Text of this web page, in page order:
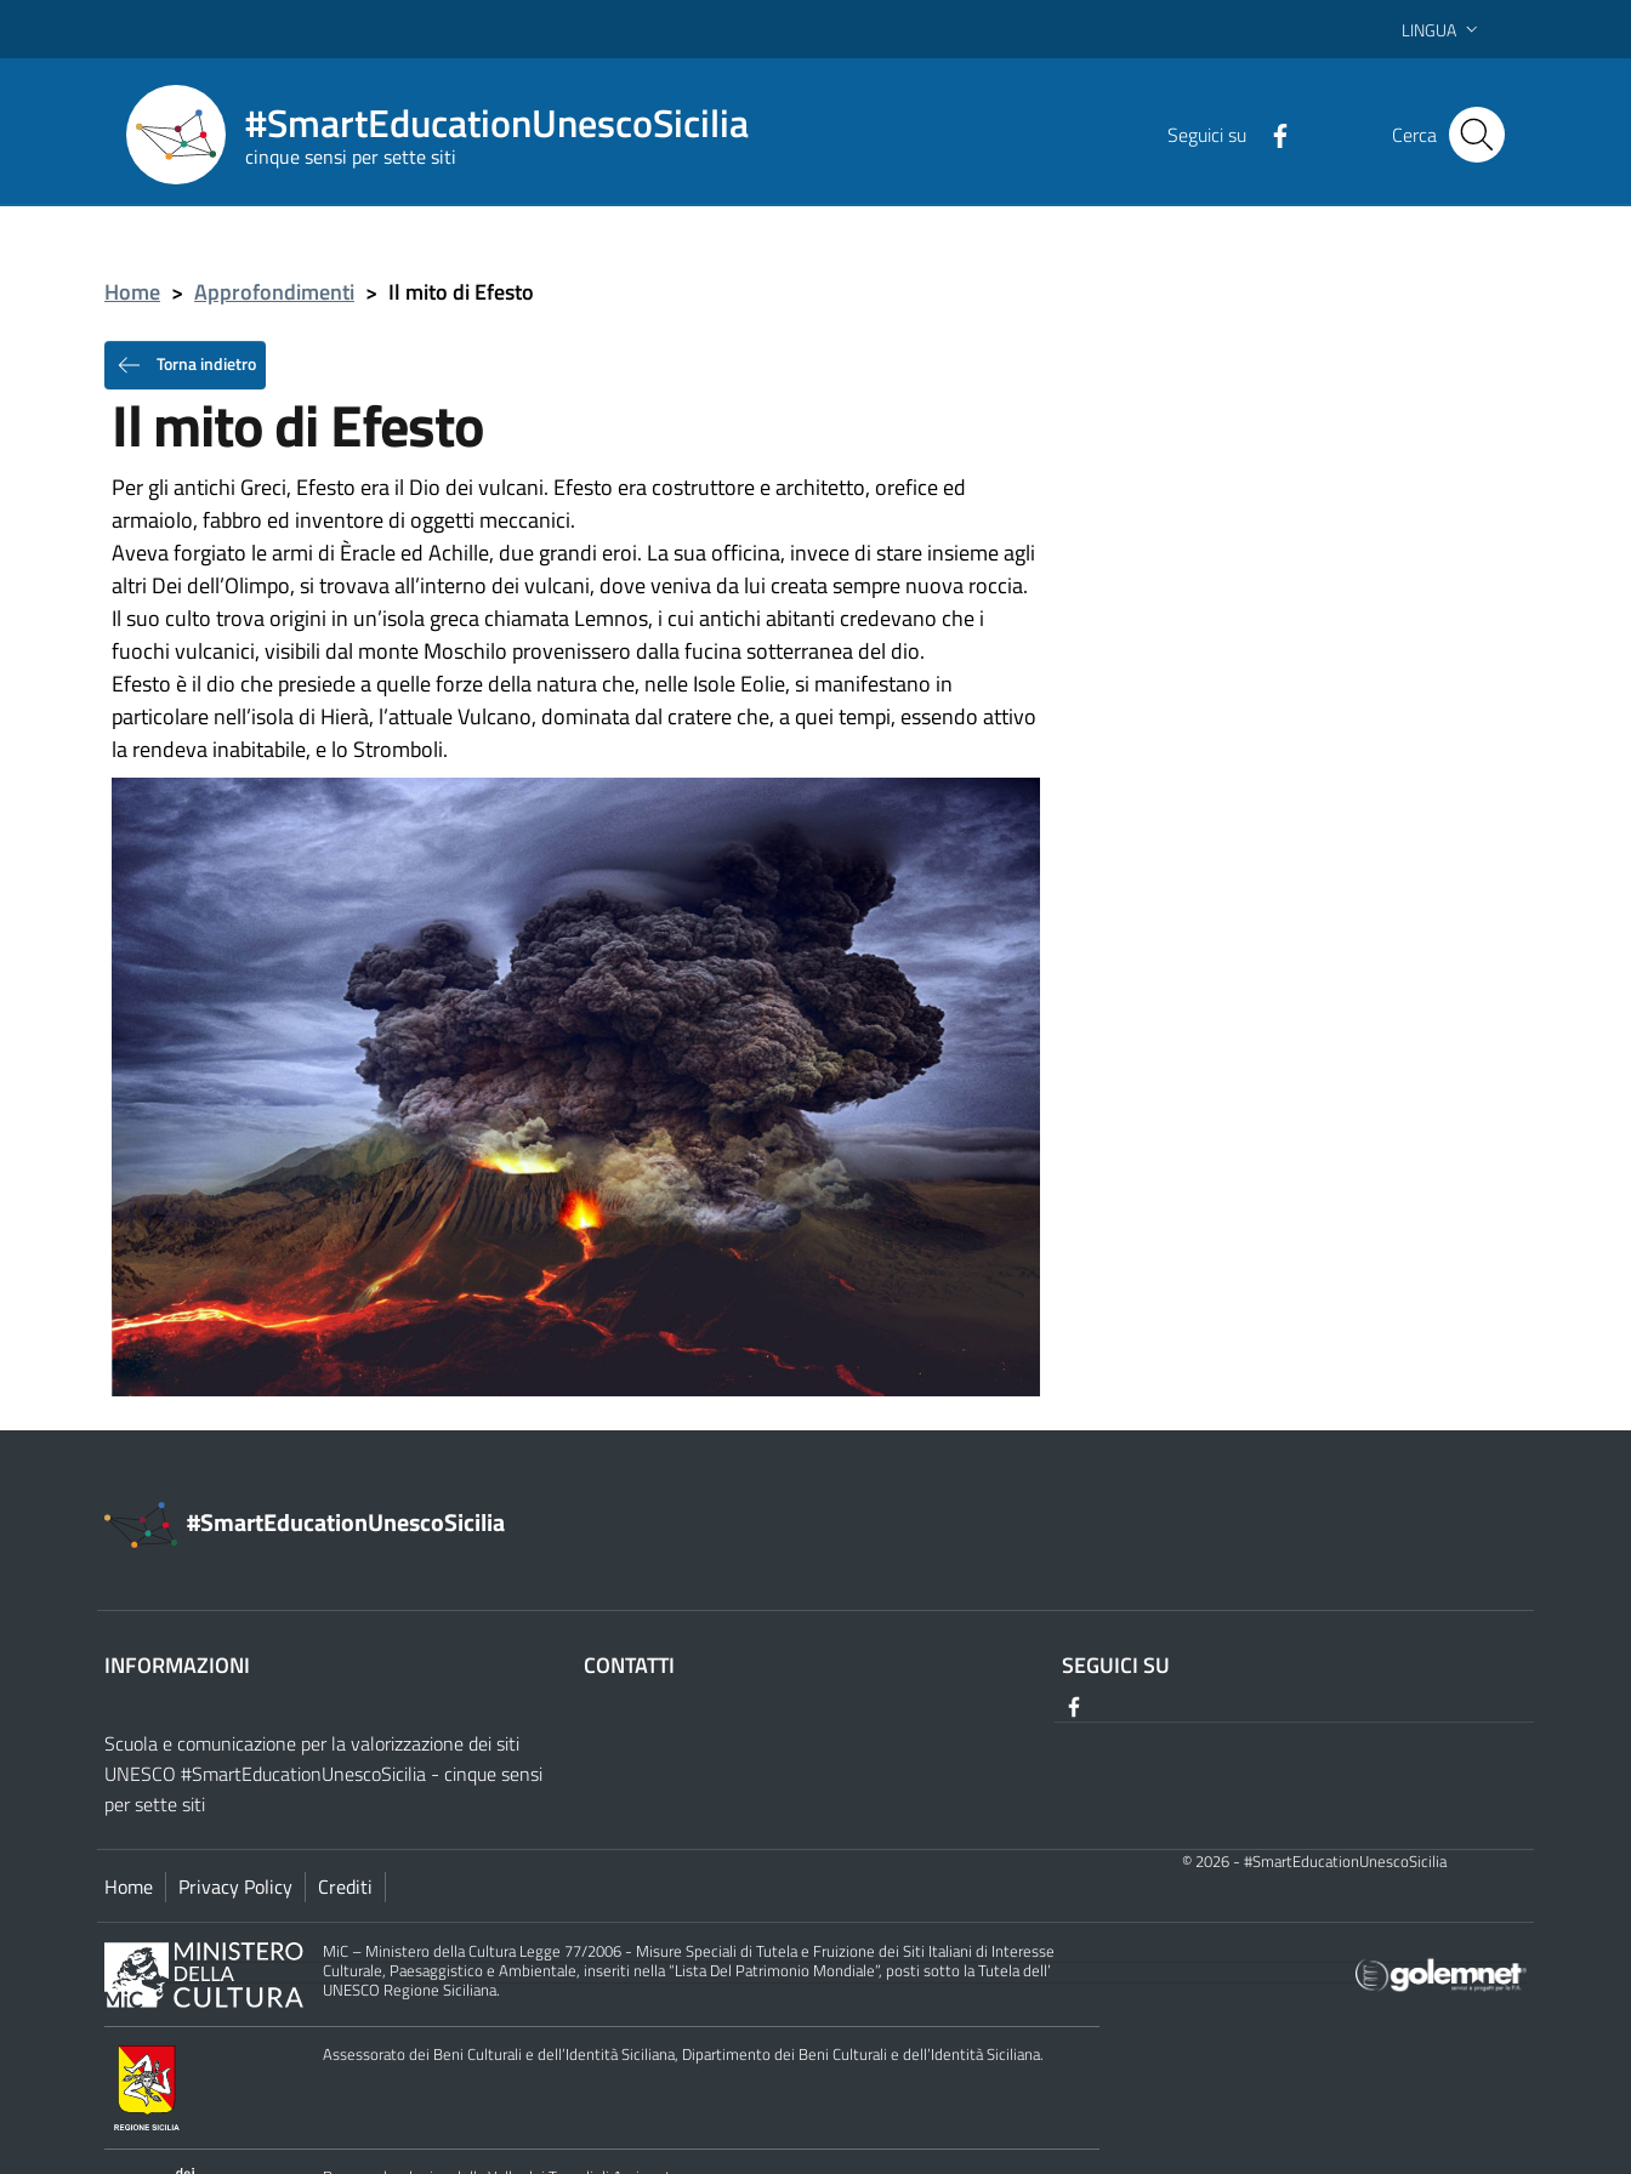
LINGUA
#SmartEducationUnescoSicilia
cinque sensi per sette siti
Seguici su Cerca
Home > Approfondimenti > Il mito di Efesto
Torna indietro
Il mito di Efesto
Per gli antichi Greci, Efesto era il Dio dei vulcani. Efesto era costruttore e architetto, orefice ed
armaiolo, fabbro ed inventore di oggetti meccanici.
Aveva forgiato le armi di Èracle ed Achille, due grandi eroi. La sua officina, invece di stare insieme agli
altri Dei dell’Olimpo, si trovava all’interno dei vulcani, dove veniva da lui creata sempre nuova roccia.
Il suo culto trova origini in un’isola greca chiamata Lemnos, i cui antichi abitanti credevano che i
fuochi vulcanici, visibili dal monte Moschilo provenissero dalla fucina sotterranea del dio.
Efesto è il dio che presiede a quelle forze della natura che, nelle Isole Eolie, si manifestano in
particolare nell’isola di Hierà, l’attuale Vulcano, dominata dal cratere che, a quei tempi, essendo attivo
la rendeva inabitabile, e lo Stromboli.
#SmartEducationUnescoSicilia
INFORMAZIONI
Scuola e comunicazione per la valorizzazione dei siti
UNESCO #SmartEducationUnescoSicilia - cinque sensi
per sette siti
CONTATTI SEGUICI SU
Home Privacy Policy Crediti
© 2026 - #SmartEducationUnescoSicilia
MiC – Ministero della Cultura Legge 77/2006 - Misure Speciali di Tutela e Fruizione dei Siti Italiani di Interesse
Culturale, Paesaggistico e Ambientale, inseriti nella “Lista Del Patrimonio Mondiale”, posti sotto la Tutela dell’
UNESCO Regione Siciliana.
Assessorato dei Beni Culturali e dell’Identità Siciliana, Dipartimento dei Beni Culturali e dell’Identità Siciliana.